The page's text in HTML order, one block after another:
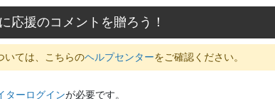
応援のコメントを贈ろう！
いては、こちらのヘルプセンターをご確認ください。
ターログインが必要です。